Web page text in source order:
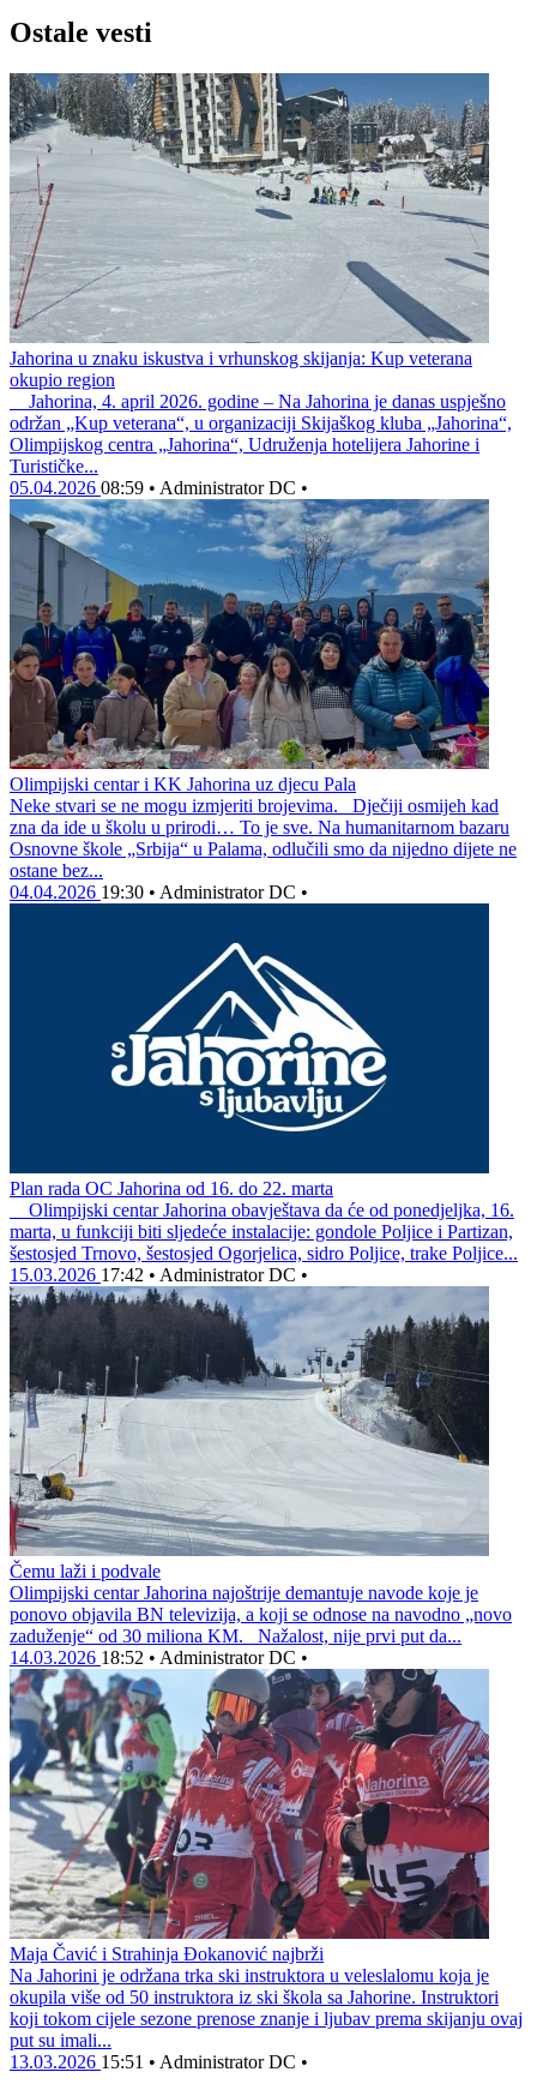
Ostale vesti
Jahorina u znaku iskustva i vrhunskog skijanja: Kup veterana
okupio region
Jahorina, 4. april 2026. godine – Na Jahorina je danas uspješno
održan „Kup veterana“, u organizaciji Skijaškog kluba „Jahorina“,
Olimpijskog centra „Jahorina“, Udruženja hotelijera Jahorine i
Turističke...
05.04.2026 08:59 • Administrator DC •
Olimpijski centar i KK Jahorina uz djecu Pala
Neke stvari se ne mogu izmjeriti brojevima. Dječiji osmijeh kad
zna da ide u školu u prirodi… To je sve. Na humanitarnom bazaru
Osnovne škole „Srbija“ u Palama, odlučili smo da nijedno dijete ne
ostane bez...
04.04.2026 19:30 • Administrator DC •
Plan rada OC Jahorina od 16. do 22. marta
Olimpijski centar Jahorina obavještava da će od ponedjeljka, 16.
marta, u funkciji biti sljedeće instalacije: gondole Poljice i Partizan,
šestosjed Trnovo, šestosjed Ogorjelica, sidro Poljice, trake Poljice...
15.03.2026 17:42 • Administrator DC •
Čemu laži i podvale
Olimpijski centar Jahorina najoštrije demantuje navode koje je
ponovo objavila BN televizija, a koji se odnose na navodno „novo
zaduženje“ od 30 miliona KM. Nažalost, nije prvi put da...
14.03.2026 18:52 • Administrator DC •
Maja Čavić i Strahinja Đokanović najbrži
Na Jahorini je održana trka ski instruktora u veleslalomu koja je
okupila više od 50 instruktora iz ski škola sa Jahorine. Instruktori
koji tokom cijele sezone prenose znanje i ljubav prema skijanju ovaj
put su imali...
13.03.2026 15:51 • Administrator DC •